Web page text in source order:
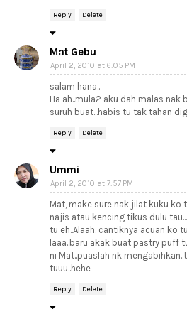
Reply Delete
Mat Gebu
April 2, 2010 at 6:05 PM
salam hana..
Ha ah..mula2 aku dah malas
suruh buat...habis tu tak tahan
Reply Delete
Ummi
April 2, 2010 at 7:57 PM
Mat, make sure nak jilat kuku ko
najis atau kencing tikus dulu
tu eh..Alaah, cantiknya acuan ko
laaa..baru akak buat pastry puff
ni Mat..puaslah nk
tuuu..hehe
Reply Delete